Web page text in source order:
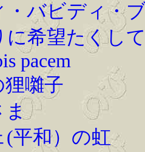
・バビディ・
に希望たくし
pacem
囃子
ま
(平和）の虹